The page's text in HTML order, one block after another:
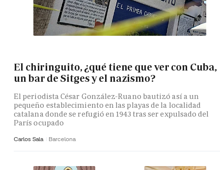
El chiringuito, ¿qué tiene que ver con Cuba,
un bar de Sitges y el nazismo?
El periodista César González-Ruano bautizó así a un
pequeño establecimiento en las playas de la localidad
catalana donde se refugió en 1943 tras ser expulsado del
París ocupado
Carlos Sala Barcelona